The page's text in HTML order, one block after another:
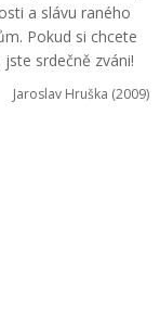
a slávu raného
Pokud si chcete
srdečně zváni!
Jaroslav Hruška (2009)